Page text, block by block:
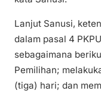
Lanjut Sanusi,
dalam pasal 4
sebagaimana
Pemilihan;
(tiga) hari; dan